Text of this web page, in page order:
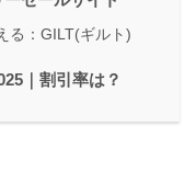
る：GILT(ギルト)
｜割引率は？